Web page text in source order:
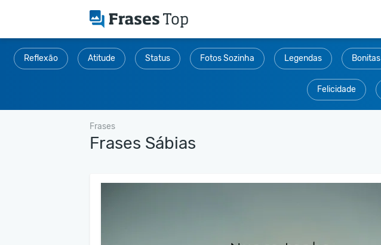
Reflexão Atitude Status Fotos Sozinha Legendas Bonitas
Felicidade
Frases
Frases Sábias